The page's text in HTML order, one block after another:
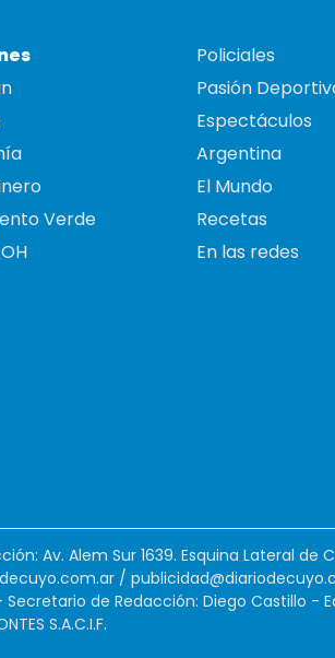
Verde
Policiales
Pasión
Espectáculos
Argentina
El Mundo
Recetas
En las redes
Av. Alem Sur 1639. Esquina Lateral
/
de Redacción: Diego Castillo -
S.A.C.I.F.